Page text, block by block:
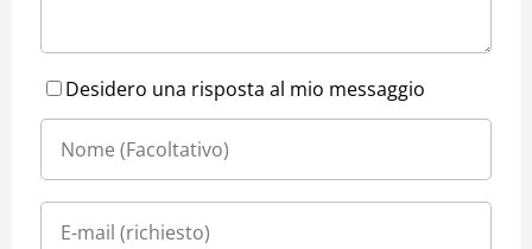
Desidero una risposta al mio messaggio